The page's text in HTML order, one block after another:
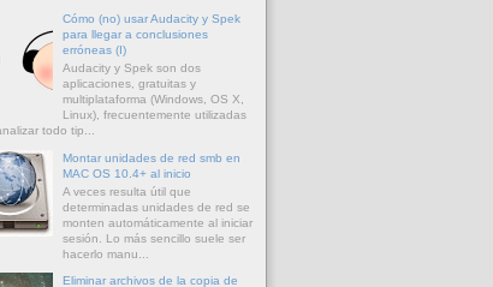
Cómo (no) usar Audacity y Spek
para llegar a conclusiones
erróneas (I)
Audacity y Spek son dos
aplicaciones, gratuitas y
multiplataforma (Windows, OS X,
Linux), frecuentemente utilizadas
todo tip...
Montar unidades de red smb en
MAC OS 10.4+ al inicio
A veces resulta útil que
determinadas unidades de red se
monten automáticamente al iniciar
sesión. Lo más sencillo suele ser
hacerlo manu...
Eliminar archivos de la copia de